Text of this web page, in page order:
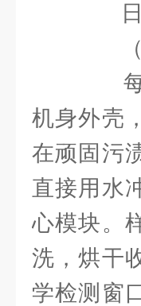
日
（
每
机身外壳
在顽固污
直接用水
心模块。
洗，烘干
学检测窗